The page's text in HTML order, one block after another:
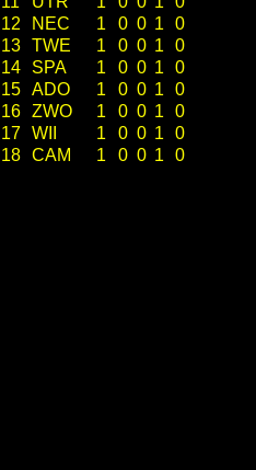
12
NEC 1 0 0 1
0
13 TWE 1 0 0 1
0
14
SPA 1 0 0 1
0
15 ADO 1 0 0 1
0
16 ZWO 1 0 0 1
0
17 WII 1 0 0 1
0
18 CAM 1 0 0 1 0